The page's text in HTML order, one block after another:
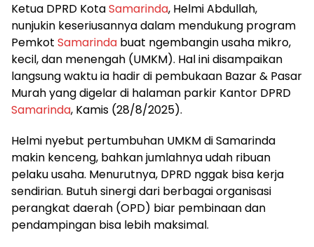
Ketua DPRD KotaSamarinda, Helmi Abdullah,
nunjukin keseriusannya dalam mendukung program
Pemkot Samarinda buat ngembangin usaha mikro,
kecil, dan menengah (UMKM). Hal ini disampaikan
langsung waktu ia hadir di pembukaan Bazar & Pasar
Murah yang digelar di halaman parkir Kantor DPRD
Samarinda, Kamis (28/8/2025).
Helmi nyebut pertumbuhan UMKM di Samarinda
makin kenceng, bahkan jumlahnya udah ribuan
pelaku usaha. Menurutnya, DPRD nggak bisa kerja
sendirian. Butuh sinergi dari berbagai organisasi
perangkat daerah (OPD) biar pembinaan dan
pendampingan bisa lebih maksimal.